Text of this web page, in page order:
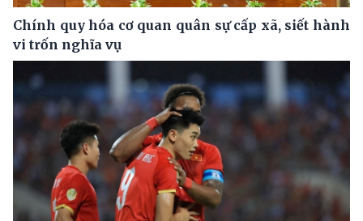
Chính quy hóa cơ quan quân sự cấp xã, siết hành
vi trốn nghĩa vụ